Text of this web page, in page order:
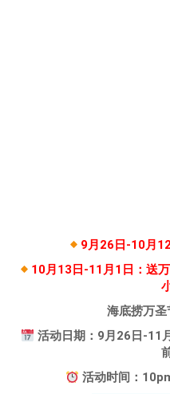
9月26日-10月
10月13日-11月1日：送
海底捞万
活动日期：9月26日-11
活动时间：